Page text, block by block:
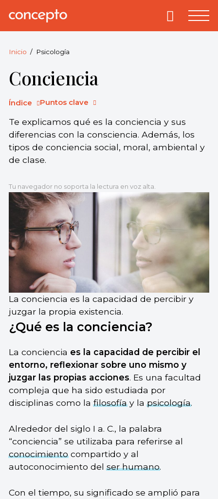
Concepto.
derechos
reservados.
Primary
Inicio Psicología
Conciencia
Índice Puntos clave
Te explicamos qué es la conciencia y sus
diferencias con la consciencia. Además, los
tipos de conciencia social, moral, ambiental y
de clase.
Tu navegador no soporta la lectura en voz alta.
La conciencia es la capacidad de percibir y
juzgar la propia existencia.
¿Qué es la conciencia?
La conciencia es la capacidad de percibir el
entorno, reflexionar sobre uno mismo y
juzgar las propias acciones. Es una facultad
compleja que ha sido estudiada por
disciplinas como lafilosofíay lapsicología.
Alrededor del siglo I a. C., la palabra
“conciencia” se utilizaba para referirse al
conocimientocompartido y al
autoconocimiento delser humano.
Con el tiempo, su significado se amplió para